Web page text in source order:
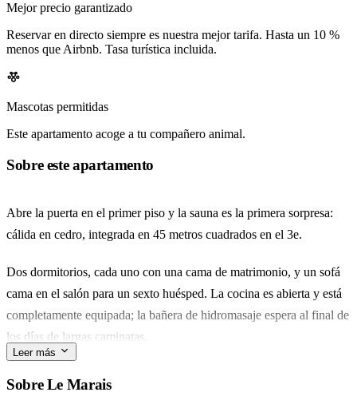
Mejor precio garantizado
Reservar en directo siempre es nuestra mejor tarifa. Hasta un 10 %
menos que Airbnb. Tasa turística incluida.
Mascotas permitidas
Este apartamento acoge a tu compañero animal.
Sobre este apartamento
Abre la puerta en el primer piso y la sauna es la primera sorpresa:
cálida en cedro, integrada en 45 metros cuadrados en el 3e.
Dos dormitorios, cada uno con una cama de matrimonio, y un sofá
cama en el salón para un sexto huésped. La cocina es abierta y está
completamente equipada; la bañera de hidromasaje espera al final de
los días de largas caminatas.
Leer más
Sobre Le Marais